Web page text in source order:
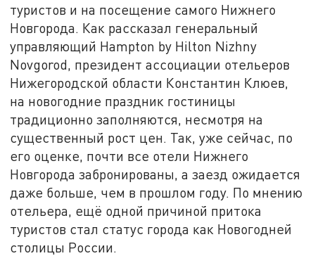
туристов и на посещение самого Нижнего
Новгорода. Как рассказал генеральный
управляющий Hampton by Hilton Nizhny
Novgorod, президент ассоциации отельеров
Нижегородской области Константин Клюев,
на новогодние праздник гостиницы
традиционно заполняются, несмотря на
существенный рост цен. Так, уже сейчас, по
его оценке, почти все отели Нижнего
Новгорода забронированы, а заезд ожидается
даже больше, чем в прошлом году. По мнению
отельера, ещё одной причиной притока
туристов стал статус города как Новогодней
столицы России.